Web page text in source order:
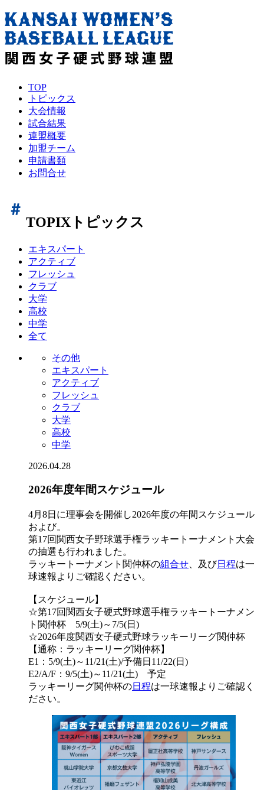
TOP
トピックス
大会情報
試合結果
連盟概要
加盟チーム
申請書類
お問合せ
TOPIX トピックス
エキスパート
アクティブ
フレッシュ
クラブ
大学
高校
中学
全て
その他
エキスパート
アクティブ
フレッシュ
クラブ
大学
高校
中学
2026.04.28
2026年度年間スケジュール
4月8日に理事会を開催し2026年度の年間スケジュール
および。
第17回関西女子野球選手権ラッキートーナメント大会
の抽選も行われました。
ラッキートーナメント関仲杯の組合せ 、及び日程は一
球速報よりご確認ください。
【スケジュール】
☆第17回関西女子硬式野球選手権ラッキートーナメン
ト関仲杯 5/9(土)～7/5(日)
☆2026年度関西女子硬式野球ラッキーリーグ関仲杯
【通称：ラッキーリーグ関仲杯】
E1：5/9(土)～11/21(土)/予備日11/22(日)
E2/A/F：9/5(土)～11/21(土) 予定
ラッキーリーグ関仲杯の日程は一球速報よりご確認く
ださい。